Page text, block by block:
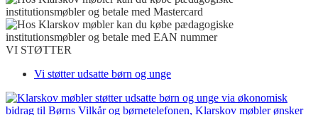
VI STØTTER
Vi støtter udsatte børn og unge